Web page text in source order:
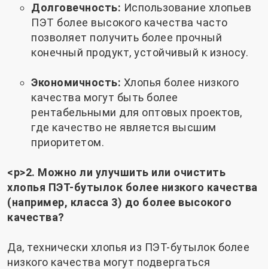
Долговечность: Использование хлопьев
ПЭТ более высокого качества часто
позволяет получить более прочный
конечный продукт, устойчивый к износу.
Экономичность: Хлопья более низкого
качества могут быть более
рентабельными для оптовых проектов,
где качество не является высшим
приоритетом.
<р>2. Можно ли улучшить или очистить
хлопья ПЭТ-бутылок более низкого качества
(например, класса 3) до более высокого
качества?
Да, технически хлопья из ПЭТ-бутылок более
низкого качества могут подвергаться